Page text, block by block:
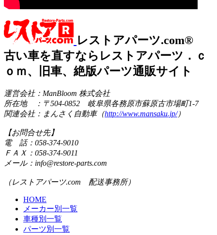
レストアパーツ.com®
古い車を直すならレストアパーツ．ｃ
ｏｍ、旧車、絶版パーツ通販サイト
運営会社：ManBloom 株式会社
所在地 ：〒504-0852 岐阜県各務原市蘇原古市場町1-7
関連会社：まんさく自動車（http://www.mansaku.jp/）
【お問合せ先】
電 話：058-374-9010
ＦＡＸ：058-374-9011
メール：info@restore-parts.com
（レストアパーツ.com 配送事務所）
HOME
メーカー別一覧
車種別一覧
パーツ別一覧